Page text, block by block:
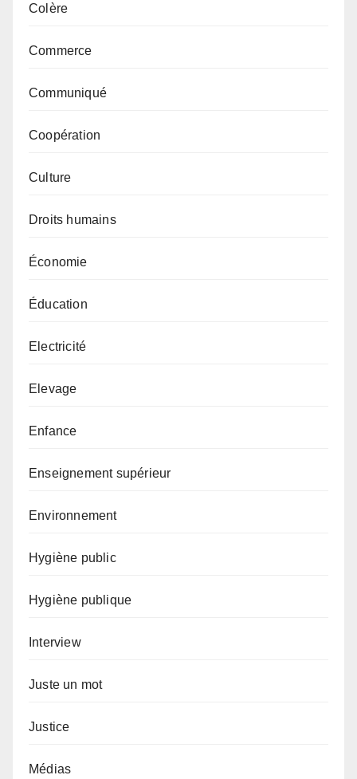
Colère
Commerce
Communiqué
Coopération
Culture
Droits humains
Économie
Éducation
Electricité
Elevage
Enfance
Enseignement supérieur
Environnement
Hygiène public
Hygiène publique
Interview
Juste un mot
Justice
Médias